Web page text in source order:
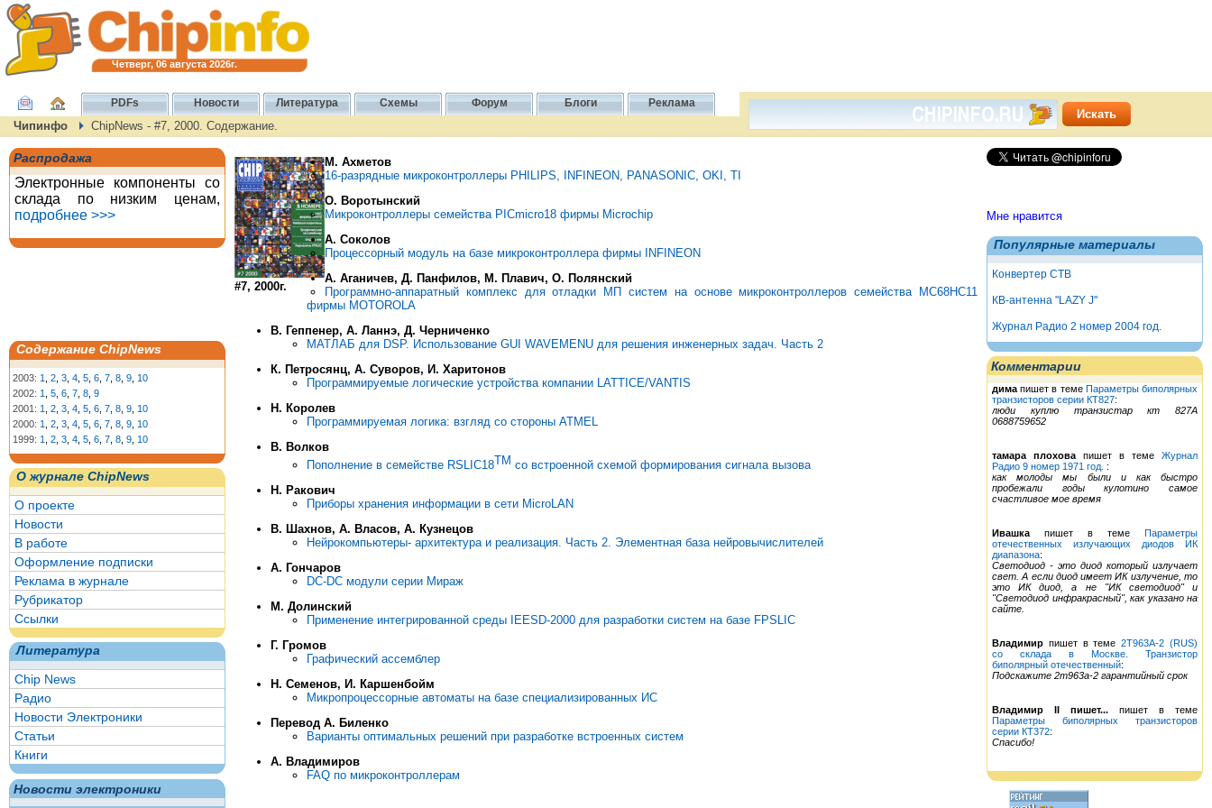
Четверг, 06 августа 2026г.
PDFs Новости Литература Схемы Форум Блоги Реклама
Чипинфо ChipNews - #7, 2000. Содержание.
Распродажа
Электронные компоненты со
склада по низким ценам,
подробнее >>>
Содержание ChipNews
2003: 1 2 3 4 5 6 7 8 9 10
2002: 1 5 6 7 8 9
2001: 1 2 3 4 5 6 7 8 9 10
2000: 1 2 3 4 5 6 7 8 9 10
1999: 1 2 3 4 5 6 7 8 9 10
О журнале ChipNews
О проекте
Новости
В работе
Оформление подписки
Реклама в журнале
Рубрикатор
Ссылки
Литература
Chip News
Радио
Новости Электроники
Статьи
Книги
Новости электроники
Мне нравится
Популярные материалы
Конвертер СТВ
КВ-антенна "LAZY J"
Журнал Радио 2 номер 2004 год.
Комментарии
дима пишет в теме Параметры биполярных
транзисторов серии КТ827:
люди куплю транзистар кт 827А
0688759652
тамара плохова пишет в теме Журнал
Радио 9 номер 1971 год. :
как молоды мы были и как быстро
пробежали годы кулотино самое
счастливое мое время
Ивашка пишет в теме Параметры
отечественных излучающих диодов ИК
диапазона:
Светодиод - это диод который излучает
свет. А если диод имеет ИК излучение, то
это ИК диод, а не "ИК светодиод" и
"Светодиод инфракрасный", как указано на
сайте.
Владимир пишет в теме2Т963А-2 (RUS)
со склада в Москве. Транзистор
биполярный отечественный:
Подскажите 2т963а-2 гарантийный срок
Владимир II пишет... пишет в теме
Параметры биполярных транзисторов
серии КТ372:
Спасибо!
#7, 2000г.
М. Ахметов
16-разрядные микроконтроллеры PHILIPS, INFINEON, PANASONIC, OKI, TI
О. Воротынский
Микроконтроллеры семейства PICmicro18 фирмы Microchip
А. Соколов
Процессорный модуль на базе микроконтроллера фирмы INFINEON
А. Аганичев, Д. Панфилов, М. Плавич, О. Полянский
Программно-аппаратный комплекс для отладки МП систем на основе микроконтроллеров семейства MC68HC11
фирмы MOTOROLA
В. Геппенер, А. Ланнэ, Д. Черниченко
МАТЛАБ для DSP. Использование GUI WAVEMENU для решения инженерных задач. Часть 2
К. Петросянц, А. Суворов, И. Харитонов
Программируемые логические устройства компании LATTICE/VANTIS
Н. Королев
Программируемая логика: взгляд со стороны ATMEL
В. Волков
Пополнение в семействе RSLIC18TM со встроенной схемой формирования сигнала вызова
Н. Ракович
Приборы хранения информации в сети MicroLAN
В. Шахнов, А. Власов, А. Кузнецов
Нейрокомпьютеры- архитектура и реализация. Часть 2. Элементная база нейровычислителей
А. Гончаров
DC-DC модули серии Мираж
М. Долинский
Применение интегрированной среды IEESD-2000 для разработки систем на базе FPSLIC
Г. Громов
Графический ассемблер
Н. Семенов, И. Каршенбoйм
Микропроцессорные автоматы на базе специализированных ИС
Перевод А. Биленко
Варианты оптимальных решений при разработке встроенных систем
А. Владимиров
FAQ по микроконтроллерам